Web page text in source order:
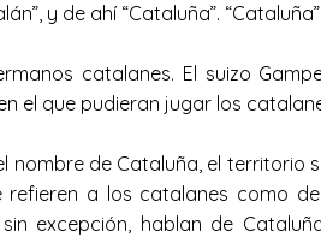
y de ahí “Cataluña”.
catalanes. El suizo
el que pudieran jugar los
nombre de Cataluña, el territorio
a los catalanes como
excepción, hablan de